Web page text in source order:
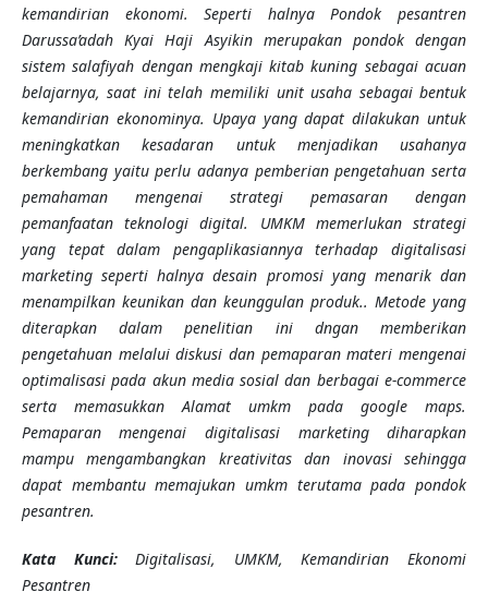
kemandirian ekonomi. Seperti halnya Pondok pesantren
Darussa’adah Kyai Haji Asyikin merupakan pondok dengan
sistem salafiyah dengan mengkaji kitab kuning sebagai acuan
belajarnya, saat ini telah memiliki unit usaha sebagai bentuk
kemandirian ekonominya. Upaya yang dapat dilakukan untuk
meningkatkan kesadaran untuk menjadikan usahanya
berkembang yaitu perlu adanya pemberian pengetahuan serta
pemahaman mengenai strategi pemasaran dengan
pemanfaatan teknologi digital. UMKM memerlukan strategi
yang tepat dalam pengaplikasiannya terhadap digitalisasi
marketing seperti halnya desain promosi yang menarik dan
menampilkan keunikan dan keunggulan produk.. Metode yang
diterapkan dalam penelitian ini dngan memberikan
pengetahuan melalui diskusi dan pemaparan materi mengenai
optimalisasi pada akun media sosial dan berbagai e-commerce
serta memasukkan Alamat umkm pada google maps.
Pemaparan mengenai digitalisasi marketing diharapkan
mampu mengambangkan kreativitas dan inovasi sehingga
dapat membantu memajukan umkm terutama pada pondok
pesantren.
Kata Kunci:Digitalisasi, UMKM, Kemandirian Ekonomi
Pesantren